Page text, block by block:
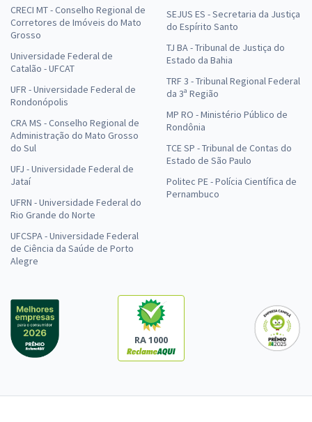
CRECI MT - Conselho Regional de
Corretores de Imóveis do Mato
Grosso
Universidade Federal de
Catalão - UFCAT
UFR - Universidade Federal de
Rondonópolis
CRA MS - Conselho Regional de
Administração do Mato Grosso
do Sul
UFJ - Universidade Federal de
Jataí
UFRN - Universidade Federal do
Rio Grande do Norte
UFCSPA - Universidade Federal
de Ciência da Saúde de Porto
Alegre
SEJUS ES - Secretaria da Justiça
do Espírito Santo
TJ BA - Tribunal de Justiça do
Estado da Bahia
TRF 3 - Tribunal Regional Federal
da 3ª Região
MP RO - Ministério Público de
Rondônia
TCE SP - Tribunal de Contas do
Estado de São Paulo
Politec PE - Polícia Científica de
Pernambuco
RA 1000